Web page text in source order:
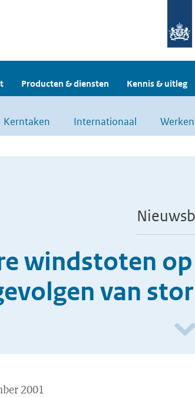
Producten & diensten Kennis & uitleg
Kerntaken Internationaal
windstoten
van
2001